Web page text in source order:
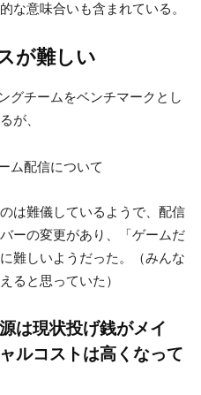
な意味合いも含まれている。
が難しい
グチームをベンチマークとし
が、
ム配信について
は難儀しているようで、配信
ーの変更があり、「ゲームだ
難しいようだった。（みんな
ると思っていた）
は現状投げ銭がメイ
ルコストは高くなって